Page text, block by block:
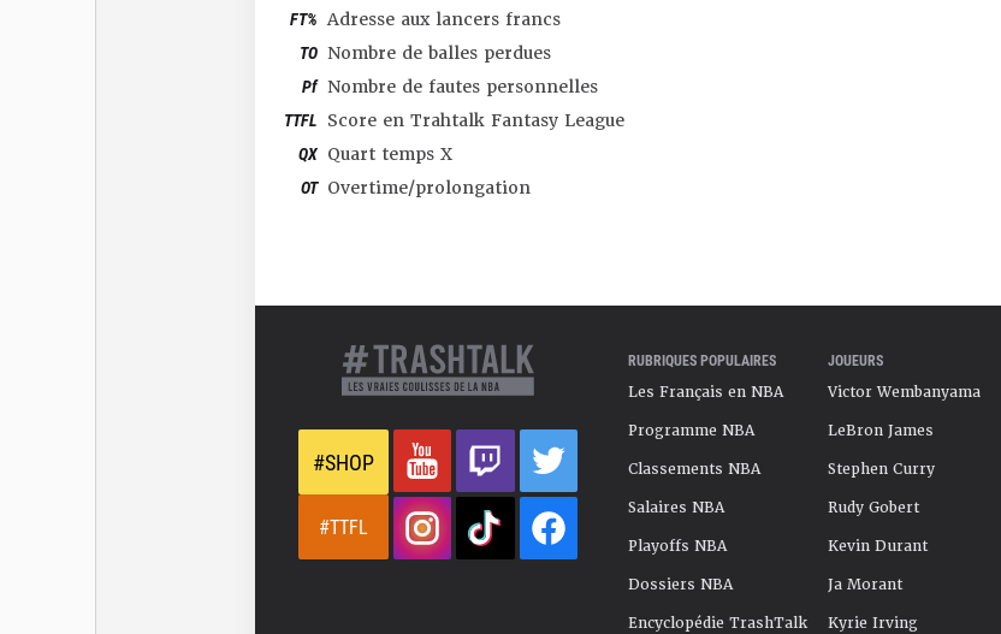
FT% Adresse aux lancers francs
TO Nombre de balles perdues
Pf Nombre de fautes personnelles
TTFL Score en Trahtalk Fantasy League
QX Quart temps X
OT Overtime/prolongation
#SHOP
#TTFL
RUBRIQUES POPULAIRES
Les Français en NBA
Programme NBA
Classements NBA
Salaires NBA
Playoffs NBA
Dossiers NBA
Encyclopédie TrashTalk
JOUEURS
Victor Wembanyama
LeBron James
Stephen Curry
Rudy Gobert
Kevin Durant
Ja Morant
Kyrie Irving